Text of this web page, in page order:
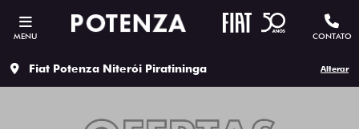
MENU CONTATO
Fiat Potenza Niterói Piratininga Alterar